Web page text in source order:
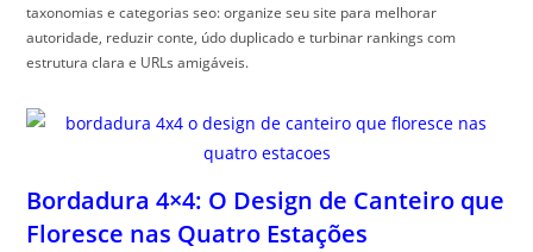
taxonomias e categorias seo: organize seu site para melhorar
autoridade, reduzir conte, údo duplicado e turbinar rankings com
estrutura clara e URLs amigáveis.
Bordadura 4×4: O Design de Canteiro que
Floresce nas Quatro Estações